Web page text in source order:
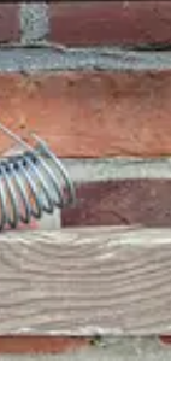
im Warenkorb.